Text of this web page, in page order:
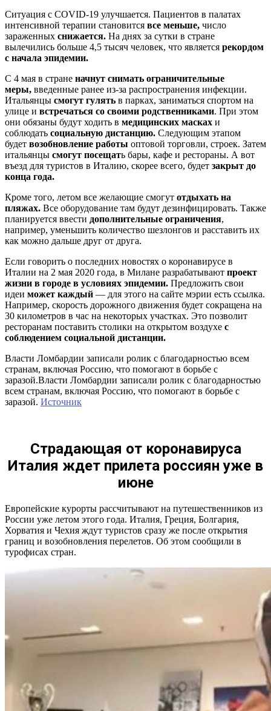
Ситуация с COVID-19 улучшается. Пациентов в палатах
интенсивной терапии становится все меньше, число
зараженных снижается. На днях за сутки в стране
вылечились больше 4,5 тысяч человек, что является рекордом
с начала эпидемии.
С 4 мая в стране начнут снимать ограничительные
меры, введенные ранее из-за распространения инфекции.
Итальянцы смогут гулять в парках, заниматься спортом на
улице и встречаться со своими родственниками. При этом
они обязаны будут ходить в медицинских масках и
соблюдать социальную дистанцию. Следующим этапом
будет возобновление работы оптовой торговли, строек. Затем
итальянцы смогут посещать бары, кафе и рестораны. А вот
въезд для туристов в Италию, скорее всего, будет закрыт до
конца года.
Кроме того, летом все желающие смогут отдыхать на
пляжах. Все оборудование там будут дезинфицировать. Также
планируется ввести дополнительные ограничения,
например, уменьшить количество шезлонгов и расставить их
как можно дальше друг от друга.
Если говорить о последних новостях о коронавирусе в
Италии на 2 мая 2020 года, в Милане разрабатывают проект
жизни в городе в условиях эпидемии. Предложить свои
идеи может каждый — для этого на сайте мэрии есть ссылка.
Например, скорость дорожного движения будет сокращена на
30 километров в час на некоторых участках. Это позволит
ресторанам поставить столики на открытом воздухе с
соблюдением социальной дистанции.
Власти Ломбардии записали ролик с благодарностью всем
странам, включая Россию, что помогают в борьбе с
заразой.Власти Ломбардии записали ролик с благодарностью
всем странам, включая Россию, что помогают в борьбе с
заразой. Источник
Страдающая от коронавируса
Италия ждет прилета россиян уже в
июне
Европейские курорты рассчитывают на путешественников из
России уже летом этого года. Италия, Греция, Болгария,
Хорватия и Чехия ждут туристов сразу же после открытия
границ и возобновления перелетов. Об этом сообщили в
турофисах стран.